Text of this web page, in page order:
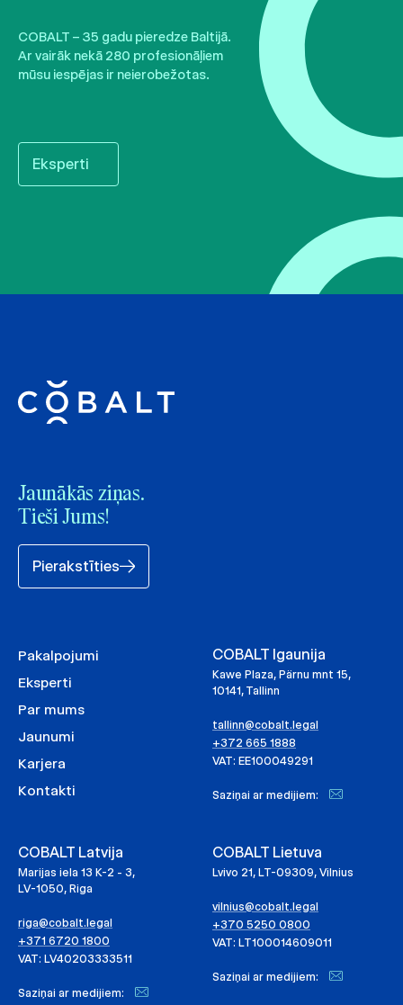
COBALT – 35 gadu pieredze Baltijā.
Ar vairāk nekā 280 profesionāļiem
mūsu iespējas ir neierobežotas.
Eksperti
Jaunākās ziņas.
Tieši Jums!
Pierakstīties
Pakalpojumi
Eksperti
Par mums
Jaunumi
Karjera
Kontakti
COBALT Igaunija
Kawe Plaza, Pärnu mnt 15,
10141, Tallinn
tallinn@cobalt.legal
+372 665 1888
VAT: EE100049291
Saziņai ar medijiem:
COBALT Latvija
Marijas iela 13 K-2 - 3,
LV-1050, Riga
riga@cobalt.legal
+371 6720 1800
VAT: LV40203333511
Saziņai ar medijiem:
COBALT Lietuva
Lvivo 21, LT-09309, Vilnius
vilnius@cobalt.legal
+370 5250 0800
VAT: LT100014609011
Saziņai ar medijiem: